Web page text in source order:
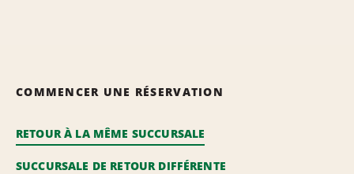
COMMENCER UNE RÉSERVATION
RETOUR À LA MÊME SUCCURSALE
SUCCURSALE DE RETOUR DIFFÉRENTE